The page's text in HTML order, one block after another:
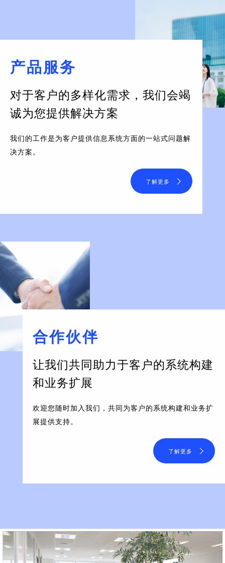
产品服务
对于客户的多样化需求， 我们会竭
诚为您提供解决方案
我们的工作是为客户提供信息系统方面的一站式问题解
决方案。
了解更多
合作伙伴
让我们共同助力于客户的系统构建
和业务扩展
欢迎您随时加入我们，共同为客户的系统构建和业务扩
展提供支持。
了解更多